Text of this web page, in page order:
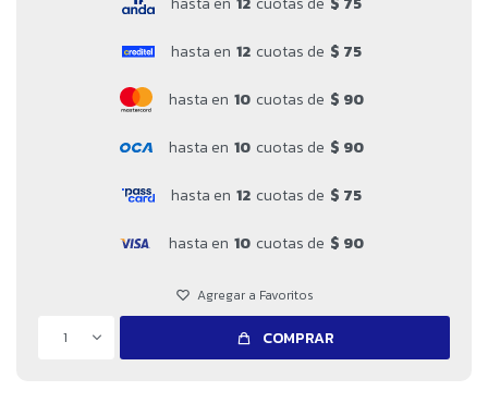
hasta en 12 cuotas de $ 75
hasta en 10 cuotas de $ 90
hasta en 10 cuotas de $ 90
hasta en 12 cuotas de $ 75
hasta en 10 cuotas de $ 90
1 COMPRAR